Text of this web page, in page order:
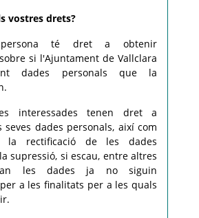
vostres drets?
persona té dret a obtenir
si l'Ajuntament de Vallclara
dades personals que la
interessades tenen dret a
seves dades personals, així com
la rectificació de les dades
supressió, si escau, entre altres
les dades ja no siguin
a les finalitats per a les quals